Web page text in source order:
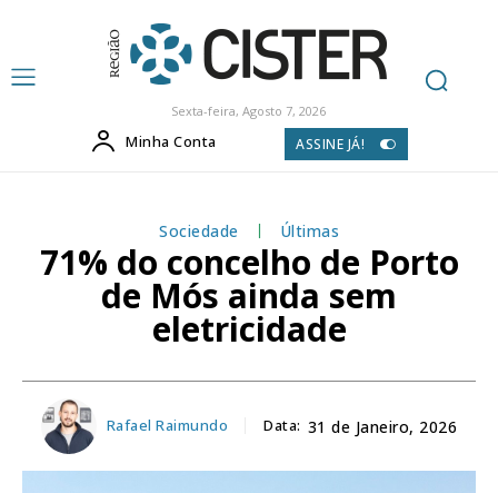
Sexta-feira, Agosto 7, 2026
Minha Conta ASSINE JÁ!
Sociedade Últimas
71% do concelho de Porto
de Mós ainda sem
eletricidade
Rafael Raimundo Data: 31 de Janeiro, 2026